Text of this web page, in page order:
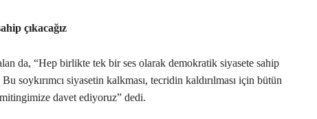
çıkacağız
da, “Hep birlikte tek bir ses olarak demokratik siyasete sahip
Bu soykırımcı siyasetin kalkması, tecridin kaldırılması için bütün
mitingimize davet ediyoruz” dedi.